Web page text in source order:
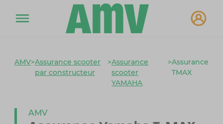
AMV>Assurance scooter
par constructeur
>Assurance
scooter
YAMAHA
>Assurance
TMAX
AMV